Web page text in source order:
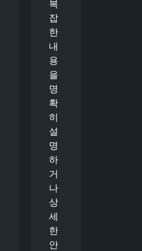
복
잡
한
내
용
을
명
확
히
설
명
하
거
나
상
세
한
안